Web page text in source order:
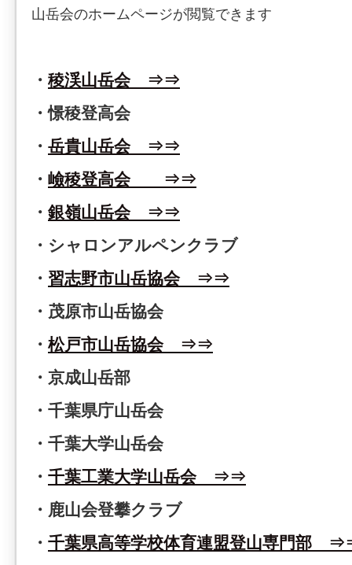
山岳会のホームページが閲覧できます
・ 稜渓山岳会 ⇒⇒
・憬稜登高会
・ 岳貴山岳会 ⇒⇒
・ 嶮稜登高会 ⇒⇒
・ 銀嶺山岳会 ⇒⇒
・シャロンアルペンクラブ
・ 習志野市山岳協会 ⇒⇒
・茂原市山岳協会
・ 松戸市山岳協会 ⇒⇒
・京成山岳部
・千葉県庁山岳会
・千葉大学山岳会
・ 千葉工業大学山岳会 ⇒⇒
・鹿山会登攀クラブ
・ 千葉県高等学校体育連盟登山専門部